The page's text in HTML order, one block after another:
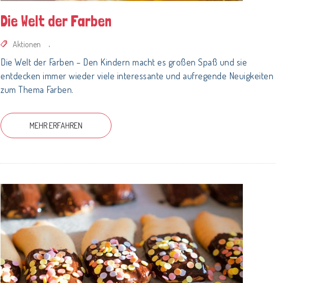
Die Welt der Farben
Aktionen ,
Die Welt der Farben – Den Kindern macht es großen Spaß und sie
entdecken immer wieder viele interessante und aufregende Neuigkeiten
zum Thema Farben.
MEHR ERFAHREN